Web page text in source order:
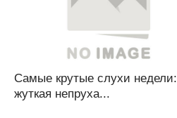
Самые крутые слухи недели:
жуткая непруха...